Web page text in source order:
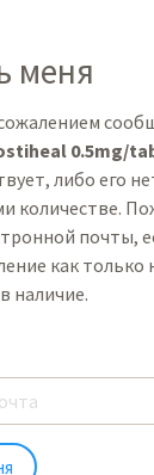
меня
0.5mg/
либо его
количестве.
почты,
как только
наличие.